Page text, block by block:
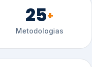
25+
Metodologias